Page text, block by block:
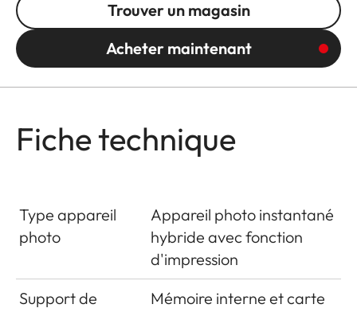
Trouver un magasin
Acheter maintenant
Fiche technique
Type appareil
photo
Appareil photo instantané
hybride avec fonction
d'impression
Support de
Mémoire interne et carte